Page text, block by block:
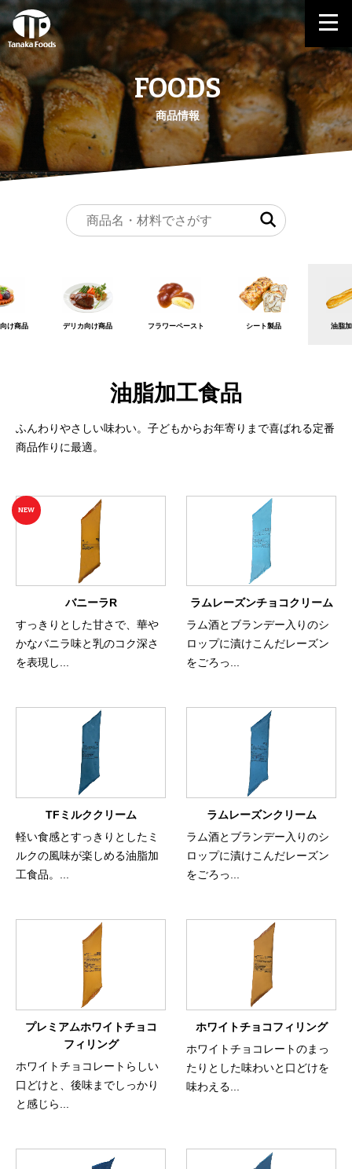
FOODS
商品情報
け商品 デリカ向け商品 フラワーペースト シート製品 油脂
油脂加工食品
ふんわりやさしい味わい。子どもからお年寄りまで喜ばれる定番
商品作りに最適。
NEW
バニーラR
すっきりとした甘さで、華や
かなバニラ味と乳のコク深さ
を表現し...
ラムレーズンチョコクリーム
ラム酒とブランデー入りのシ
ロップに漬けこんだレーズン
をごろっ...
TFミルククリーム
軽い食感とすっきりとしたミ
ルクの風味が楽しめる油脂加
工食品。...
ラムレーズンクリーム
ラム酒とブランデー入りのシ
ロップに漬けこんだレーズン
をごろっ...
プレミアムホワイトチョコ
フィリング
ホワイトチョコレートらしい
口どけと、後味までしっかり
と感じら...
ホワイトチョコフィリング
ホワイトチョコレートのまっ
たりとした味わいと口どけを
味わえる...